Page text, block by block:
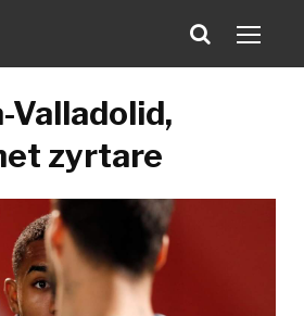
Valladolid,
zyrtare